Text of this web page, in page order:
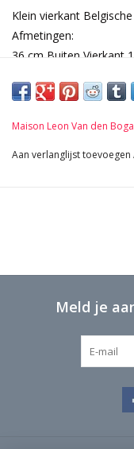
Klein vierkant
Afmetingen:
36 cm Buiten Vierkant
20 cm Buitenhoogte 7,
Bekijk Hier De
Maison Leon Van den
Aan verlanglijst toevoegen
Meld je